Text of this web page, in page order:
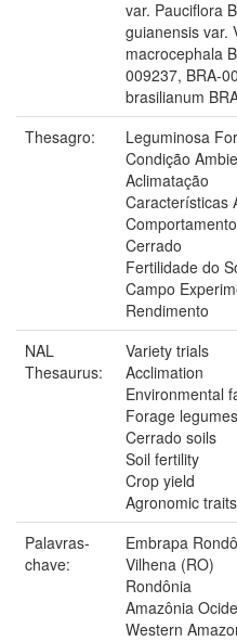
var. Pauciflora
guianensis var.
macrocephala
009237, BRA-
brasilianum
Thesagro:
Leguminosa
Condição
Aclimatação
Características
Cerrado
Fertilidade do
Campo
Rendimento
NAL
Thesaurus:
Variety trials
Acclimation
Environmental
Forage legumes
Cerrado soils
Soil fertility
Crop yield
Agronomic traits
Palavras-
chave:
Embrapa
Vilhena (RO)
Rondônia
Amazônia
Western